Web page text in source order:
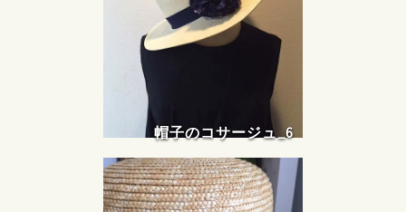
帽子のコサージュ_6